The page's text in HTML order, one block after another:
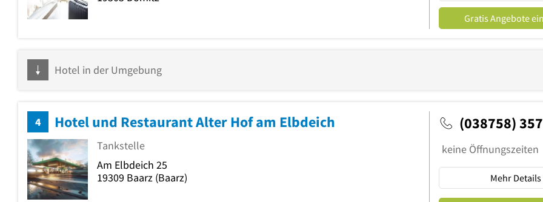
Gratis Angebote
Hotel in der Umgebung
4 Hotel und Restaurant Alter Hof am Elbdeich
Tankstelle
Am Elbdeich 25
19309 Baarz (Baarz)
(038758)
keine Öffnungszeiten
Mehr Details